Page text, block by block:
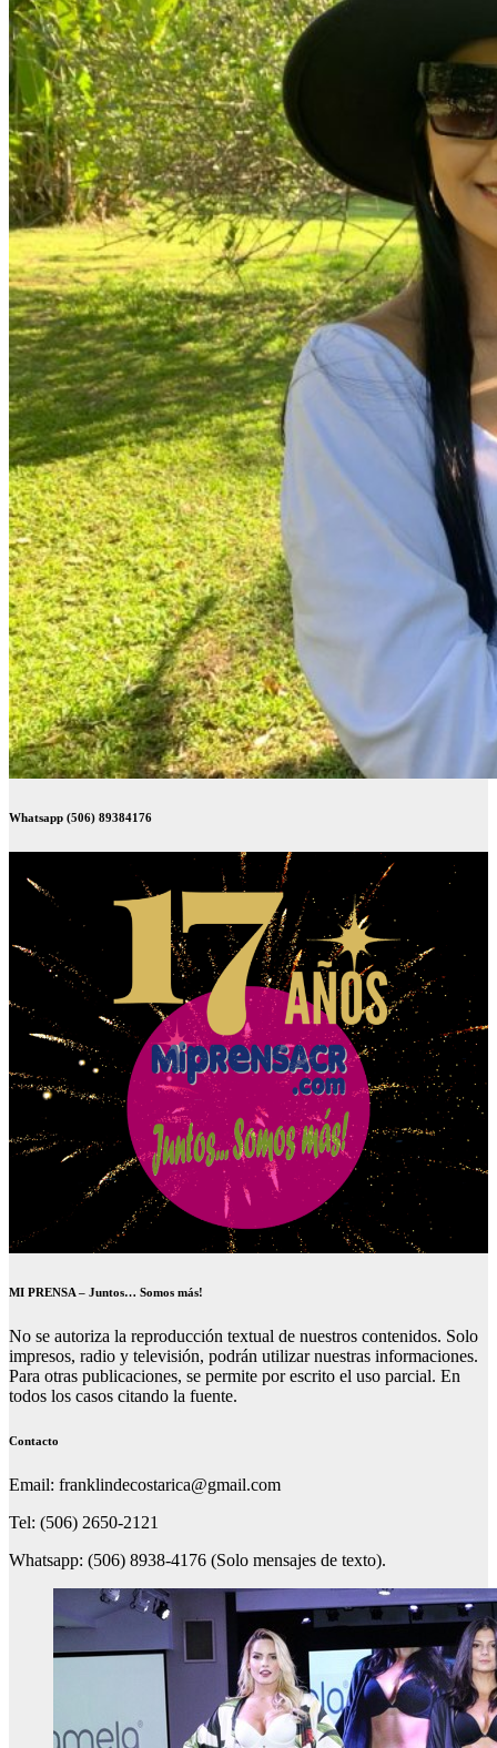
Whatsapp (506) 89384176
MI PRENSA – Juntos… Somos más!
No se autoriza la reproducción textual de nuestros contenidos. Solo
impresos, radio y televisión, podrán utilizar nuestras informaciones.
Para otras publicaciones, se permite por escrito el uso parcial. En
todos los casos citando la fuente.
Contacto
Email: franklindecostarica@gmail.com
Tel: (506) 2650-2121
Whatsapp: (506) 8938-4176 (Solo mensajes de texto).